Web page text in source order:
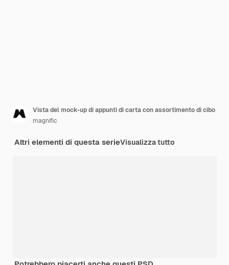
Vista del mock-up di appunti di carta con assortimento di cibo
magnific
Altri elementi di questa serieVisualizza tutto